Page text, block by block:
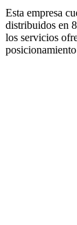
Esta empresa
distribuidos en
los servicios